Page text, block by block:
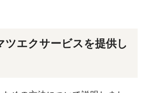
ツエクサービスを提供し